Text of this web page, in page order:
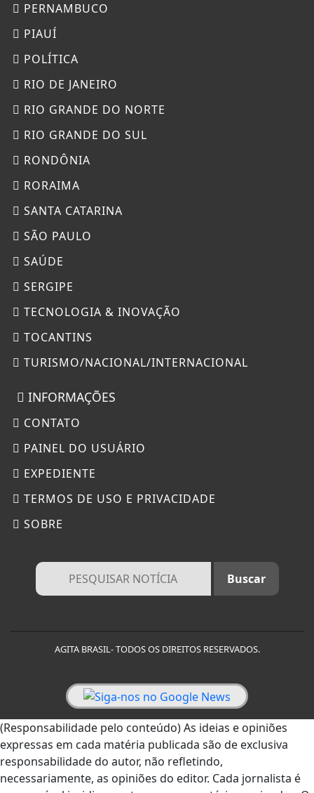
PERNAMBUCO
PIAUÍ
POLÍTICA
RIO DE JANEIRO
RIO GRANDE DO NORTE
RIO GRANDE DO SUL
RONDÔNIA
RORAIMA
SANTA CATARINA
SÃO PAULO
SAÚDE
SERGIPE
TECNOLOGIA & INOVAÇÃO
TOCANTINS
TURISMO/NACIONAL/INTERNACIONAL
INFORMAÇÕES
CONTATO
PAINEL DO USUÁRIO
EXPEDIENTE
TERMOS DE USO E PRIVACIDADE
SOBRE
AGITA BRASIL- TODOS OS DIREITOS RESERVADOS.
Termos de Uso e Privacidade
experiência de navegação. Ao continuar o acesso,
entendemos que você concorda com nossos Termos
de Uso e Privacidade.
PARA MAIS INFORMAÇÕES,ACESSE NOSSOS TERMOS
CLICANDO AQUI
(Responsabilidade pelo conteúdo) As ideias e opiniões
expressas em cada matéria publicada são de exclusiva
responsabilidade do autor, não refletindo,
necessariamente, as opiniões do editor. Cada jornalista é